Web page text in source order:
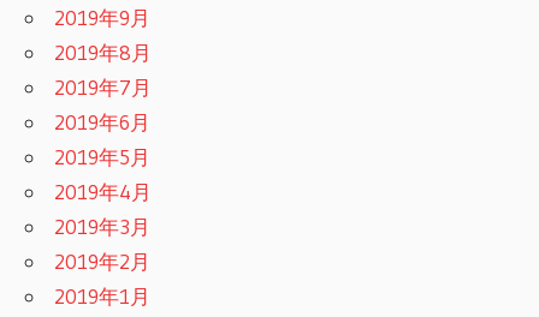
2019年9月
2019年8月
2019年7月
2019年6月
2019年5月
2019年4月
2019年3月
2019年2月
2019年1月